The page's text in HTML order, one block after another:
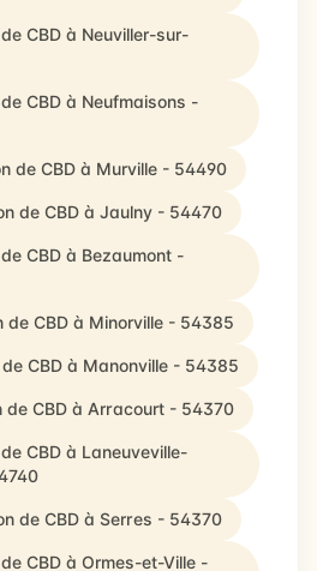
CBD à Neuviller-sur-
CBD à Neufmaisons -
de CBD à Murville - 54490
de CBD à Jaulny - 54470
CBD à Bezaumont -
de CBD à Minorville - 54385
CBD à Manonville - 54385
de CBD à Arracourt - 54370
CBD à Laneuveville-
de CBD à Serres - 54370
CBD à Ormes-et-Ville -